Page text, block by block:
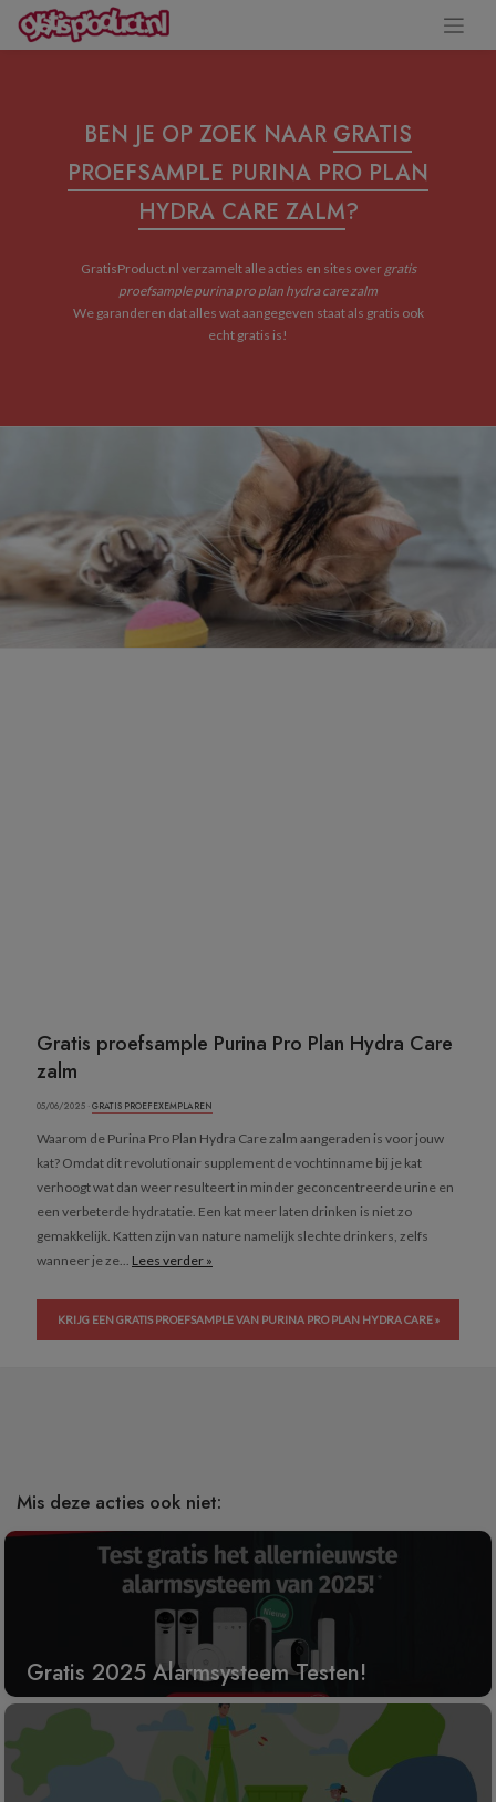
BEN JE OP ZOEK NAAR GRATIS
PROEFSAMPLE PURINA PRO PLAN
HYDRA CARE ZALM?
GratisProduct.nl verzamelt alle acties en sites over gratis
proefsample purina pro plan hydra care zalm
We garanderen dat alles wat aangegeven staat als gratis ook
echt gratis is!
Gratis proefsample Purina Pro Plan Hydra Care
zalm
05/06/2025 ·GRATIS PROEFEXEMPLAREN
Waarom de Purina Pro Plan Hydra Care zalm aangeraden is voor jouw
kat? Omdat dit revolutionair supplement de vochtinname bij je kat
verhoogt wat dan weer resulteert in minder geconcentreerde urine en
een verbeterde hydratatie. Een kat meer laten drinken is niet zo
gemakkelijk. Katten zijn van nature namelijk slechte drinkers, zelfs
wanneer je ze... Lees verder »
KRIJG EEN GRATIS PROEFSAMPLE VAN PURINA PRO PLAN HYDRA CARE »
Mis deze acties ook niet:
Gratis 2025 Alarmsysteem Testen!